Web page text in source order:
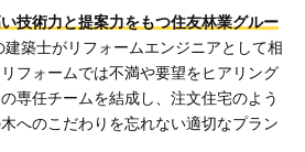
技術力と提案力をもつ住友林業グルー
築士がリフォームエンジニアとして相
フォームでは不満や要望をヒアリング
専任チームを結成し、注文住宅のよう
へのこだわりを忘れない適切なプラン